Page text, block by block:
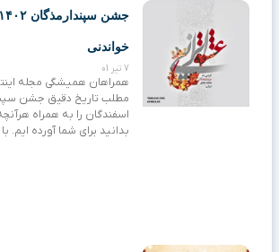
خواندنی
7 تیر 01
همراهان همیشگی مجله
اسفندگان را به همراه
بدانید برای شما آورده ایم.